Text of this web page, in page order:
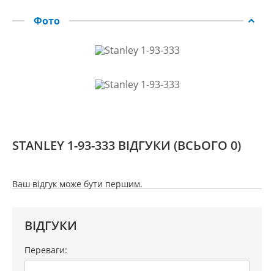
Фото
STANLEY 1-93-333 ВІДГУКИ (ВСЬОГО 0)
Ваш відгук може бути першим.
ВІДГУКИ
Переваги: